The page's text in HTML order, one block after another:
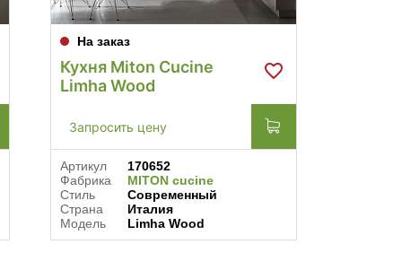
На заказ
Кухня Miton Cucine
Limha Wood
Запросить цену
Артикул
170652
Фабрика
MITON cucine
Стиль
Современный
Страна
Италия
Модель
Limha Wood